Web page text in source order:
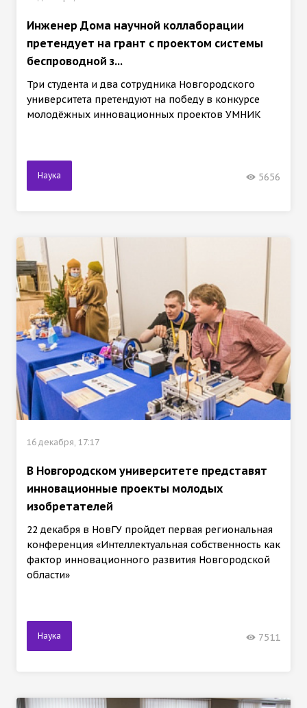
Инженер Дома научной коллаборации
претендует на грант с проектом системы
беспроводной з...
Три студента и два сотрудника Новгородского
университета претендуют на победу в конкурсе
молодёжных инновационных проектов УМНИК
Наука 5656
16 декабря, 17:17
В Новгородском университете представят
инновационные проекты молодых
изобретателей
22 декабря в НовГУ пройдет первая региональная
конференция «Интеллектуальная собственность как
фактор инновационного развития Новгородской
области»
Наука 7511